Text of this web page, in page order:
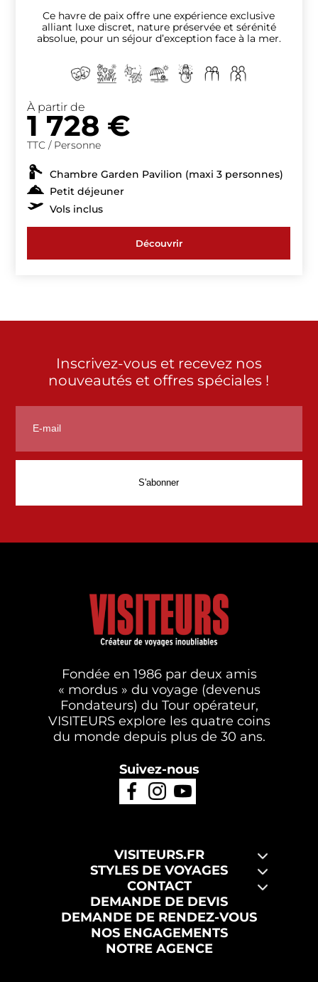
Ce havre de paix offre une expérience exclusive
alliant luxe discret, nature préservée et sérénité
absolue, pour un séjour d’exception face à la mer.
À partir de
1 728 €
TTC / Personne
Chambre Garden Pavilion (maxi 3 personnes)
Petit déjeuner
Vols inclus
Découvrir
Inscrivez-vous et recevez nos
nouveautés et offres spéciales !
Fondée en 1986 par deux amis
« mordus » du voyage (devenus
Fondateurs) du Tour opérateur,
VISITEURS explore les quatre coins
du monde depuis plus de 30 ans.
Suivez-nous
VISITEURS.FR
STYLES DE VOYAGES
CONTACT
DEMANDE DE DEVIS
DEMANDE DE RENDEZ-VOUS
NOS ENGAGEMENTS
NOTRE AGENCE